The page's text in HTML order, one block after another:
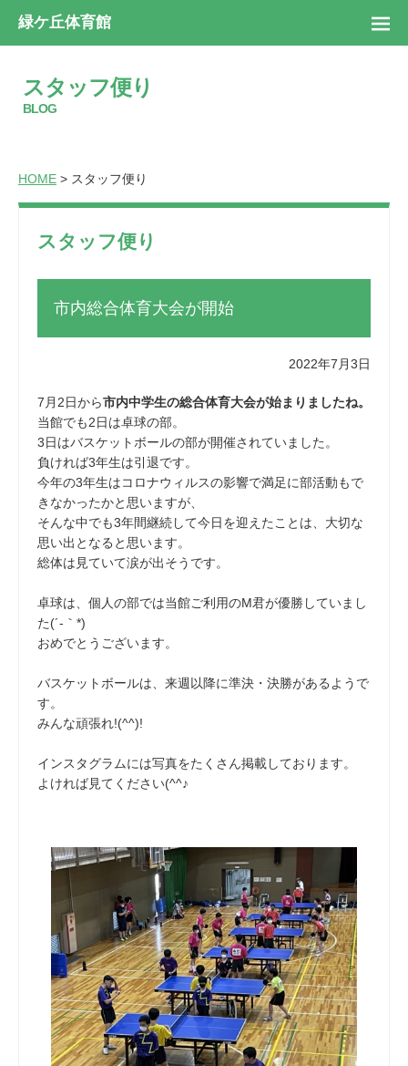
緑ケ丘体育館
スタッフ便り
BLOG
HOME > スタッフ便り
スタッフ便り
市内総合体育大会が開始
2022年7月3日
7月2日から市内中学生の総合体育大会が始まりましたね。
当館でも2日は卓球の部。
3日はバスケットボールの部が開催されていました。
負ければ3年生は引退です。
今年の3年生はコロナウィルスの影響で満足に部活動もで
きなかったかと思いますが、
そんな中でも3年間継続して今日を迎えたことは、大切な
思い出となると思います。
総体は見ていて涙が出そうです。
卓球は、個人の部では当館ご利用のM君が優勝していまし
た(´-｀*)
おめでとうございます。
バスケットボールは、来週以降に準決・決勝があるようで
す。
みんな頑張れ!(^^)!
インスタグラムには写真をたくさん掲載しております。
よければ見てください(^^♪